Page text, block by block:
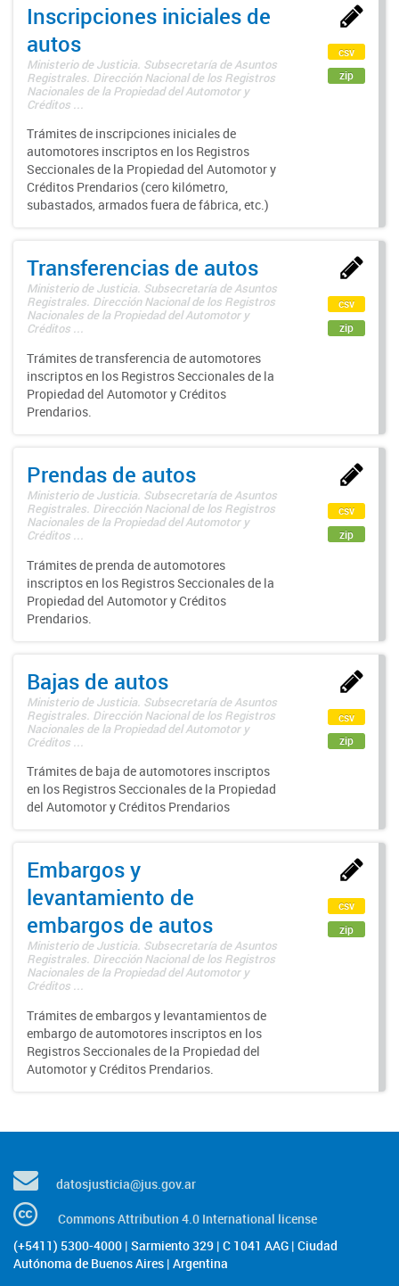
Inscripciones iniciales de
autos
Ministerio de Justicia. Subsecretaría de Asuntos
Registrales. Dirección Nacional de los Registros
Nacionales de la Propiedad del Automotor y
Créditos ...
Trámites de inscripciones iniciales de
automotores inscriptos en los Registros
Seccionales de la Propiedad del Automotor y
Créditos Prendarios (cero kilómetro,
subastados, armados fuera de fábrica, etc.)
csv
zip
Transferencias de autos
Ministerio de Justicia. Subsecretaría de Asuntos
Registrales. Dirección Nacional de los Registros
Nacionales de la Propiedad del Automotor y
Créditos ...
Trámites de transferencia de automotores
inscriptos en los Registros Seccionales de la
Propiedad del Automotor y Créditos
Prendarios.
csv
zip
Prendas de autos
Ministerio de Justicia. Subsecretaría de Asuntos
Registrales. Dirección Nacional de los Registros
Nacionales de la Propiedad del Automotor y
Créditos ...
Trámites de prenda de automotores
inscriptos en los Registros Seccionales de la
Propiedad del Automotor y Créditos
Prendarios.
csv
zip
Bajas de autos
Ministerio de Justicia. Subsecretaría de Asuntos
Registrales. Dirección Nacional de los Registros
Nacionales de la Propiedad del Automotor y
Créditos ...
Trámites de baja de automotores inscriptos
en los Registros Seccionales de la Propiedad
del Automotor y Créditos Prendarios
csv
zip
Embargos y
levantamiento de
embargos de autos
Ministerio de Justicia. Subsecretaría de Asuntos
Registrales. Dirección Nacional de los Registros
Nacionales de la Propiedad del Automotor y
Créditos ...
Trámites de embargos y levantamientos de
embargo de automotores inscriptos en los
Registros Seccionales de la Propiedad del
Automotor y Créditos Prendarios.
csv
zip
datosjusticia@jus.gov.ar
Commons Attribution 4.0 International license
(+5411) 5300-4000 | Sarmiento 329 | C 1041 AAG | Ciudad
Autónoma de Buenos Aires | Argentina